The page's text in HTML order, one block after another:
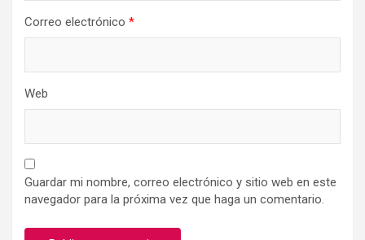
Correo electrónico *
Web
Guardar mi nombre, correo electrónico y sitio web en este
navegador para la próxima vez que haga un comentario.